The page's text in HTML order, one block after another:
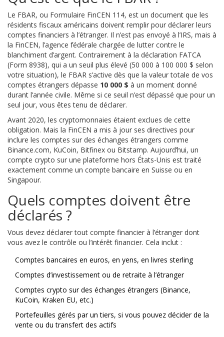
Le FBAR, ou Formulaire FinCEN 114, est un document que les
résidents fiscaux américains doivent remplir pour déclarer leurs
comptes financiers à l’étranger. Il n’est pas envoyé à l’IRS, mais à
la FinCEN, l’agence fédérale chargée de lutter contre le
blanchiment d’argent. Contrairement à la déclaration FATCA
(Form 8938), qui a un seuil plus élevé (50 000 à 100 000 $ selon
votre situation), le FBAR s’active dès que la valeur totale de vos
comptes étrangers dépasse 10 000 $ à un moment donné
durant l’année civile. Même si ce seuil n’est dépassé que pour un
seul jour, vous êtes tenu de déclarer.
Avant 2020, les cryptomonnaies étaient exclues de cette
obligation. Mais la FinCEN a mis à jour ses directives pour
inclure les comptes sur des échanges étrangers comme
Binance.com, KuCoin, Bitfinex ou Bitstamp. Aujourd’hui, un
compte crypto sur une plateforme hors États-Unis est traité
exactement comme un compte bancaire en Suisse ou en
Singapour.
Quels comptes doivent être
déclarés ?
Vous devez déclarer tout compte financier à l’étranger dont
vous avez le contrôle ou l’intérêt financier. Cela inclut :
Comptes bancaires en euros, en yens, en livres sterling
Comptes d’investissement ou de retraite à l’étranger
Comptes crypto sur des échanges étrangers (Binance,
KuCoin, Kraken EU, etc.)
Portefeuilles gérés par un tiers, si vous pouvez décider de la
vente ou du transfert des actifs